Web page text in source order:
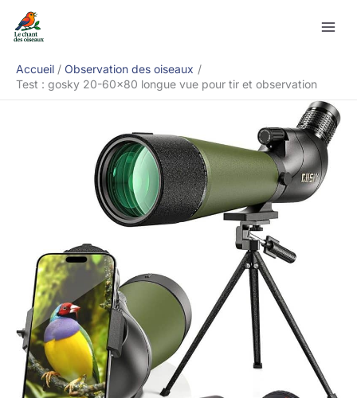
Accueil
Observation des oiseaux
Test : gosky 20-60×80 longue vue pour tir et observation
Rechercher